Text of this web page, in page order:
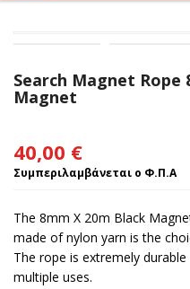
Search Magnet Rope
Magnet
40,00 €
Συμπεριλαμβάνεται ο Φ.Π.Α
The 8mm X 20m Black
made of nylon yarn is the
The rope is extremely
multiple uses.